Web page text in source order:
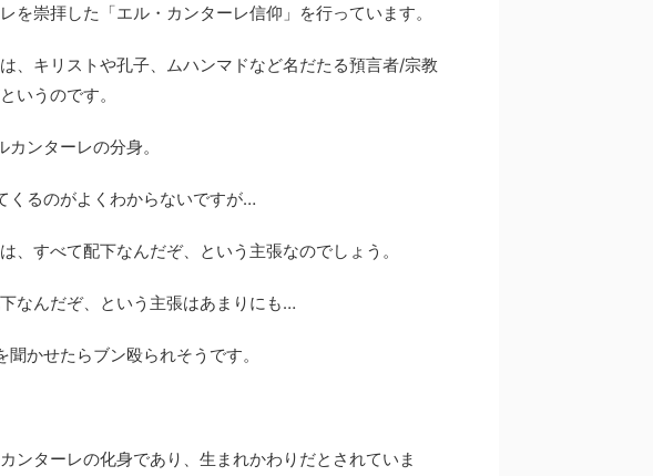
を崇拝した「エル・カンターレ信仰」を行っています。
、キリストや孔子、ムハンマドなど名だたる預言者/宗教
いうのです。
ンターレの分身。
くるのがよくわからないですが…
、すべて配下なんだぞ、という主張なのでしょう。
なんだぞ、という主張はあまりにも…
かせたらブン殴られそうです。
ンターレの化身であり、生まれかわりだとされていま